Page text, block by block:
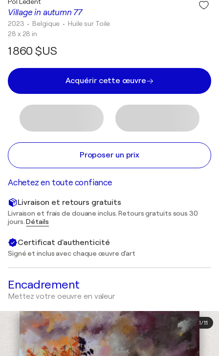
Village in autumn 77
2023 • Belgique • Huile sur Toile
28 x 28 in
1 860 $US
Acquérir cette œuvre
Proposer un prix
Achetez en toute confiance
Livraison et retours gratuits
Livraison et frais de douane inclus. Retours gratuits sous 30
jours.Détails
Certificat d'authenticité
Signé et inclus avec chaque œuvre d'art
Encadrement
Mettez votre oeuvre en valeur
1/11